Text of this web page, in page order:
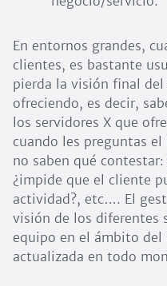
En entornos grandes,
clientes, es bastante
pierda la visión final del
ofreciendo, es decir,
los servidores X que
cuando les preguntas
no saben qué
¿impide que el cliente
actividad?, etc…. El
visión de los diferentes
equipo en el ámbito
actualizada en todo